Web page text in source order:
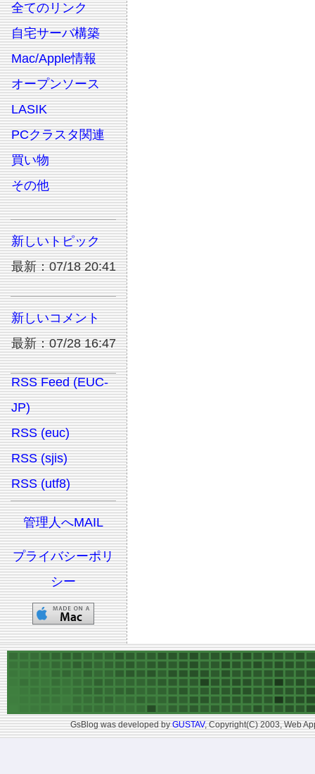
全てのリンク
自宅サーバ構築
Mac/Apple情報
オープンソース
LASIK
PCクラスタ関連
買い物
その他
新しいトピック
最新：07/18 20:41
新しいコメント
最新：07/28 16:47
RSS Feed (EUC-
JP)
RSS (euc)
RSS (sjis)
RSS (utf8)
管理人へMAIL
プライバシーポリ
シー
GsBlog was developed byGUSTAV, Copyright(C) 2003, Web